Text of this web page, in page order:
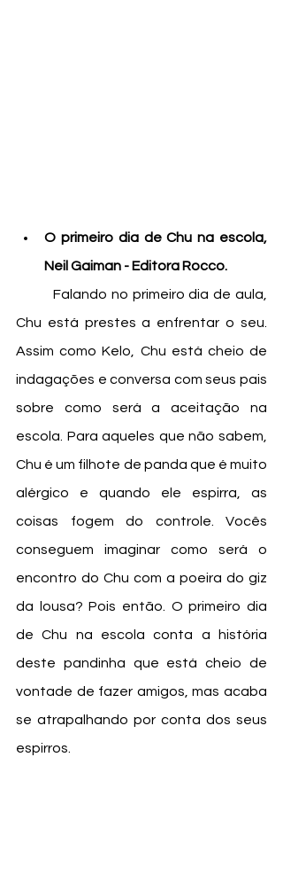
O primeiro dia de Chu na escola,
Neil Gaiman - Editora Rocco.
Chu está prestes a enfrentar o seu.
Assim como Kelo, Chu está cheio de
indagações e conversa com seus pais
sobre como será a aceitação na
escola. Para aqueles que não sabem,
Chu é um filhote de panda que é muito
alérgico e quando ele espirra, as
coisas fogem do controle. Vocês
conseguem imaginar como será o
encontro do Chu com a poeira do giz
da lousa? Pois então. O primeiro dia
de Chu na escola conta a história
deste pandinha que está cheio de
vontade de fazer amigos, mas acaba
se atrapalhando por conta dos seus
espirros.